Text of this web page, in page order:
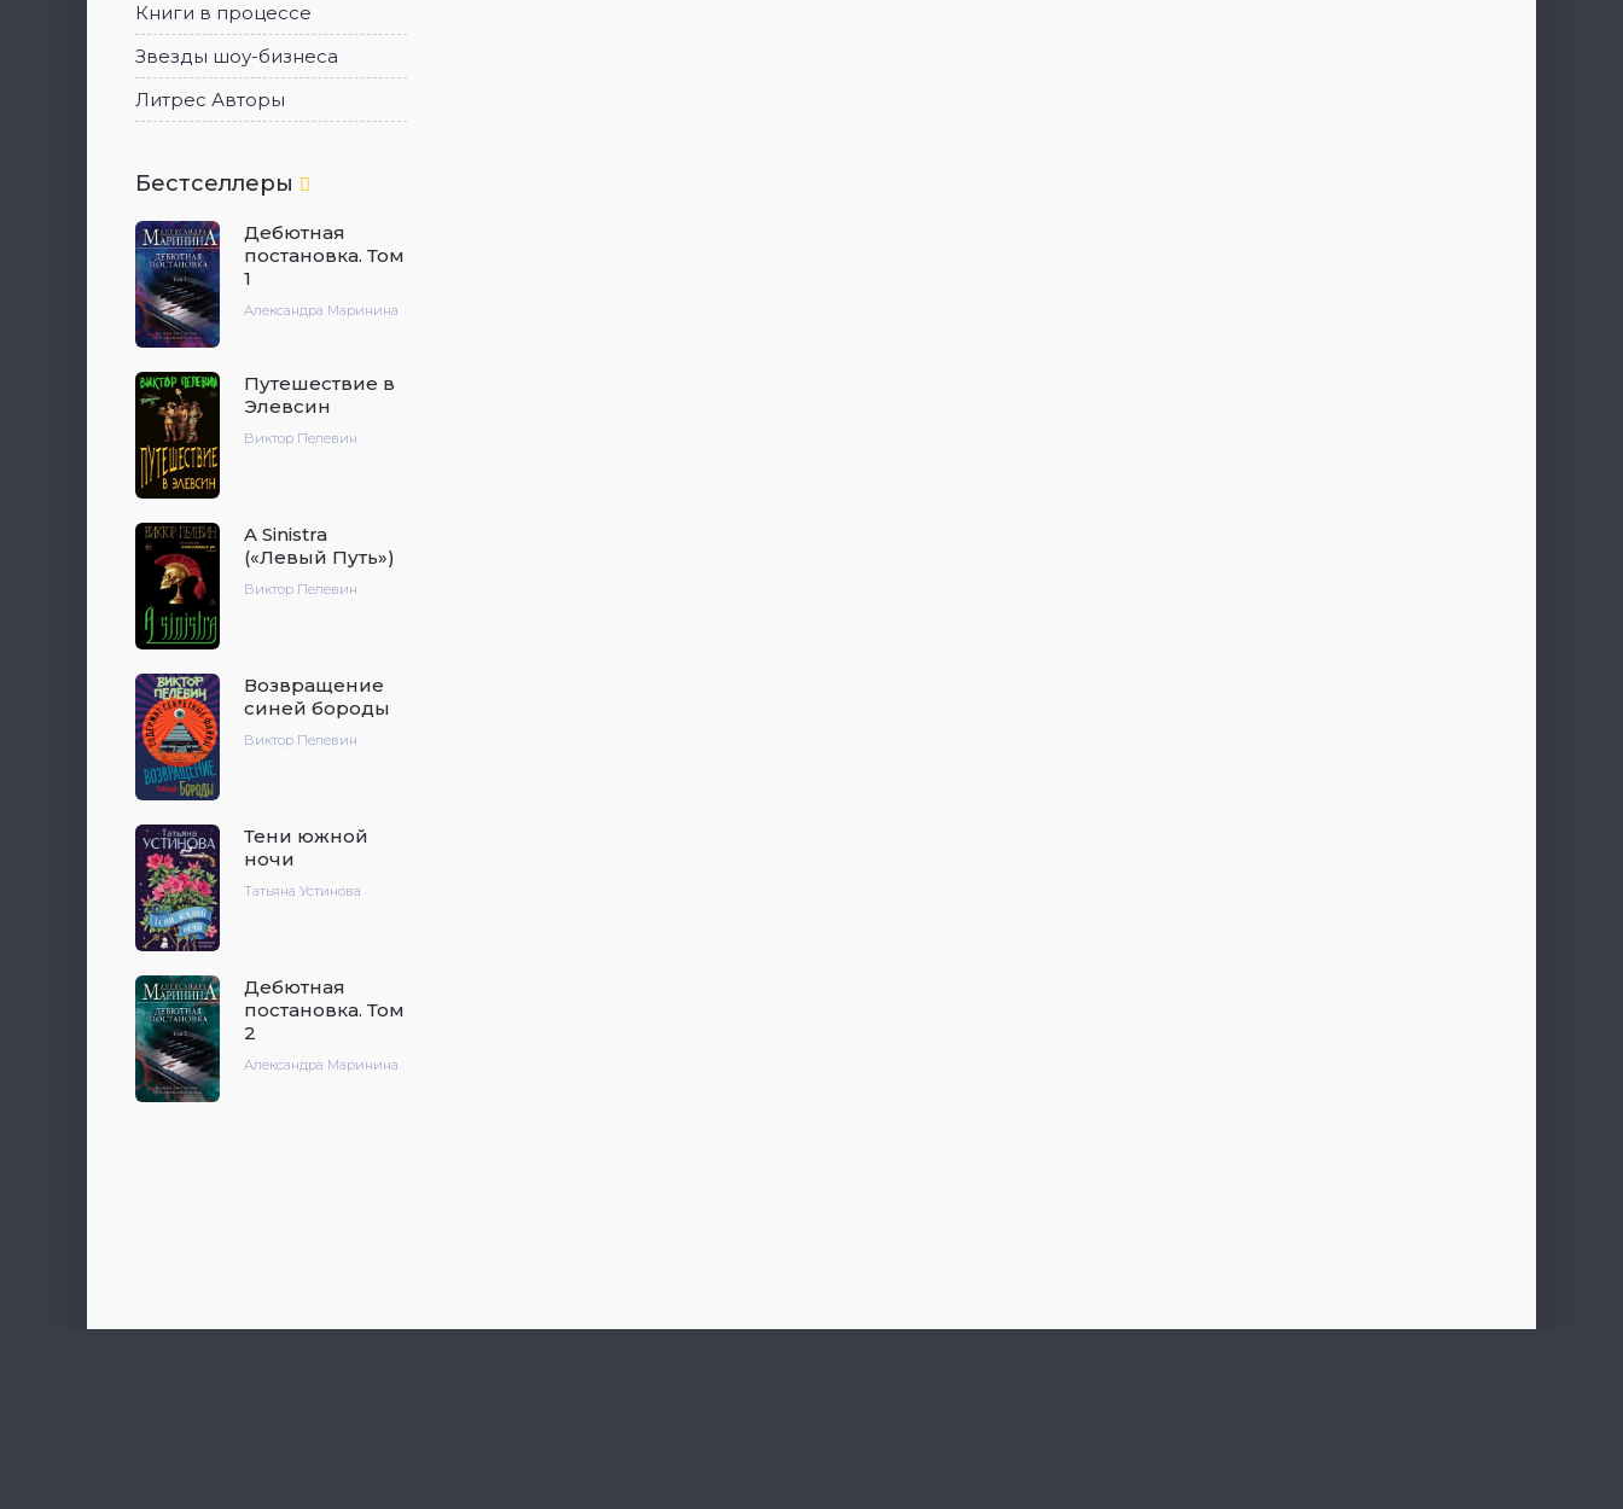
Книги в процессе
Звезды шоу-бизнеса
Литрес Авторы
Бестселлеры
Дебютная
постановка. Том
1
Александра Маринина
Путешествие в
Элевсин
Виктор Пелевин
A Sinistra
(«Левый Путь»)
Виктор Пелевин
Возвращение
синей бороды
Виктор Пелевин
Тени южной
ночи
Татьяна Устинова
Дебютная
постановка. Том
2
Александра Маринина